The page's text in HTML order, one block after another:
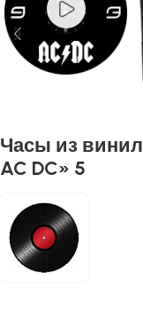
Часы из
AC DC» 5